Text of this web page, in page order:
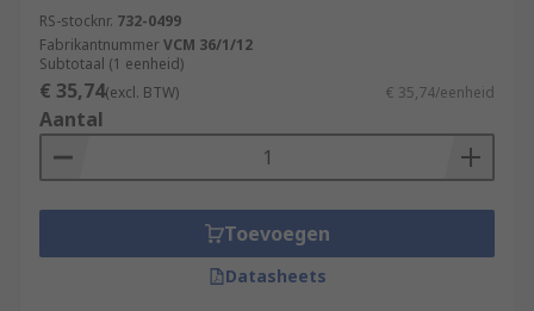
RS-stocknr. 732-0499
FabrikantnummerVCM 36/1/12
Subtotaal (1 eenheid)
€ 35,74(excl. BTW) € 35,74/eenheid
Aantal
Toevoegen
Datasheets